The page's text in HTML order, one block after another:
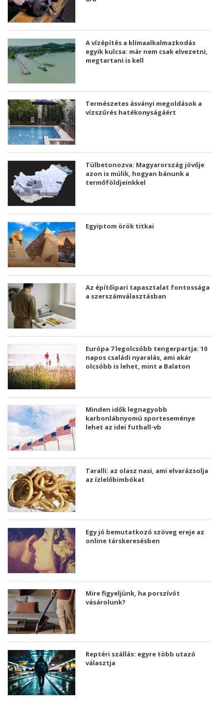
A vízépítés a klímaalkalmazkodás
egyik kulcsa: már nem csak elvezetni,
megtartani is kell
Természetes ásványi megoldások a
vízszűrés hatékonyságáért
Túlbetonozva: Magyarország jövője
azon is múlik, hogyan bánunk a
termőföldjeinkkel
Egyiptom örök titkai
Az építőipari tapasztalat fontossága
a szerszámválasztásban
Európa 7 legolcsóbb tengerpartja: 10
napos családi nyaralás, ami akár
olcsóbb is lehet, mint a Balaton
Minden idők legnagyobb
karbonlábnyomú sporteseménye
lehet az idei futball-vb
Taralli: az olasz nasi, ami elvarázsolja
az ízlelőbimbókat
Egy jó bemutatkozó szöveg ereje az
online társkeresésben
Mire figyeljünk, ha porszívót
vásárolunk?
Reptéri szállás: egyre több utazó
választja